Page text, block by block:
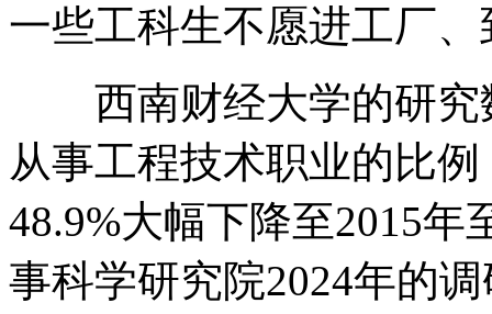
一些工科生不愿进工厂
西南财经大学的研究
从事工程技术职业的比
48.9%大幅下降至2015年
事科学研究院2024年的